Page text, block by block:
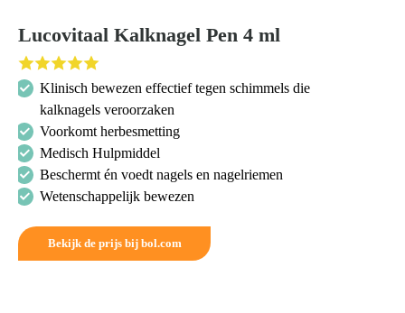
Zoeken
Lucovitaal Kalknagel Pen 4 ml
Klinisch bewezen effectief tegen schimmels die
kalknagels veroorzaken
Voorkomt herbesmetting
Medisch Hulpmiddel
Beschermt én voedt nagels en nagelriemen
Wetenschappelijk bewezen
Bekijk de prijs bij bol.com